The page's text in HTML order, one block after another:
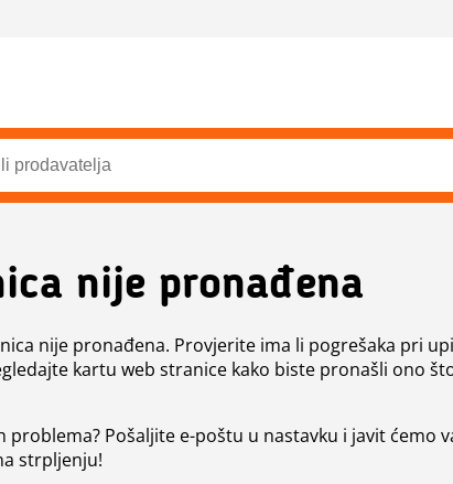
nije pronađena
nije pronađena. Provjerite ima li pogrešaka pri
kartu web stranice kako biste pronašli ono
problema? Pošaljite e-poštu u nastavku i javit ćemo
strpljenju!